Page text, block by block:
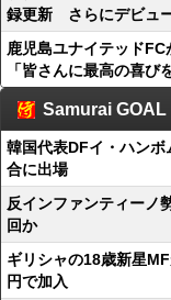
録更新 さらにデビュ
鹿児島ユナイテッド
「皆さんに最高の喜び
Samurai GOAL
韓国代表DFイ・ハン
合に出場
反インファンティー
回か
ギリシャの18歳新星
円で加入